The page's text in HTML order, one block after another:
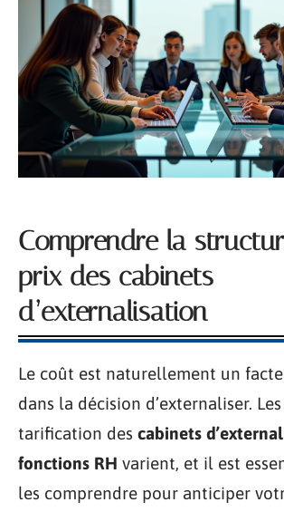
Comprendre la
prix des cabinets
d’externalisation
Le coût est naturellement un
dans la décision d’externaliser.
tarification des cabinets
fonctions RH varient, et il est
les comprendre pour anticiper